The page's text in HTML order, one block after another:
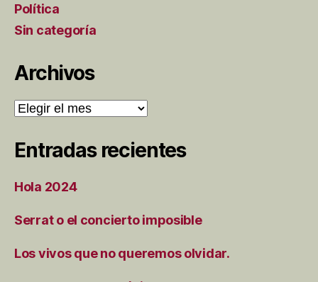
Política
Sin categoría
Archivos
Archivos
Entradas recientes
Hola 2024
Serrat o el concierto imposible
Los vivos que no queremos olvidar.